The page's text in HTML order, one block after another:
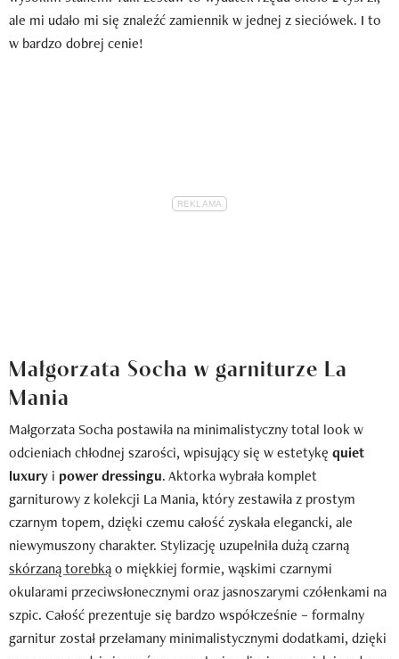
ale mi udało mi się znaleźć zamiennik w jednej z sieciówek. I to
w bardzo dobrej cenie!
Małgorzata Socha w garniturze La
Mania
Małgorzata Socha postawiła na minimalistyczny total look w
odcieniach chłodnej szarości, wpisujący się w estetykę quiet
luxury i power dressingu. Aktorka wybrała komplet
garniturowy z kolekcji La Mania, który zestawiła z prostym
czarnym topem, dzięki czemu całość zyskała elegancki, ale
niewymuszony charakter. Stylizację uzupełniła dużą czarną
skórzaną torebkąo miękkiej formie, wąskimi czarnymi
okularami przeciwsłonecznymi oraz jasnoszarymi czółenkami na
szpic. Całość prezentuje się bardzo współcześnie – formalny
garnitur został przełamany minimalistycznymi dodatkami, dzięki